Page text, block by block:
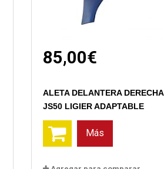
85,00€
ALETA DELANTERA DERECHA
JS50 LIGIER ADAPTABLE
Más